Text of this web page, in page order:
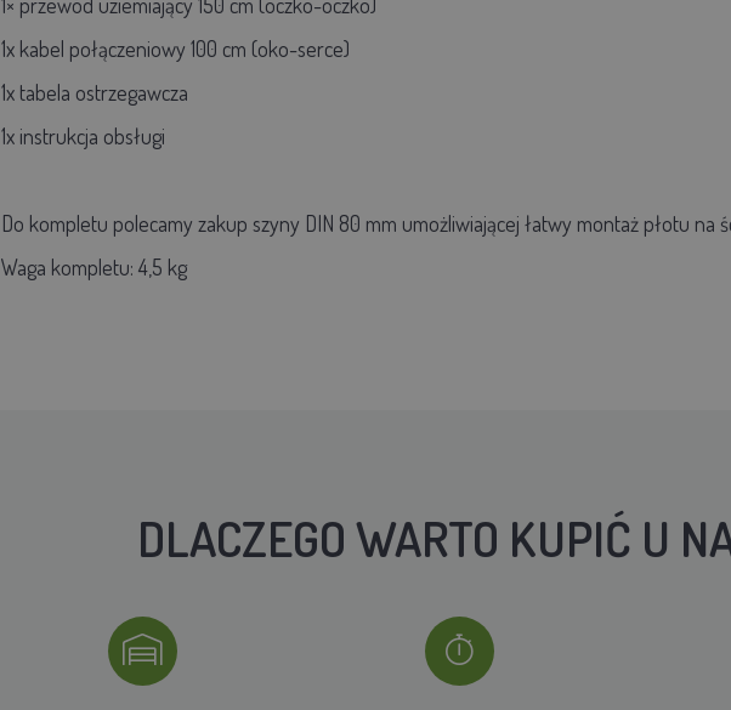
1x kabel połączeniowy 100 cm (oko-serce)
1x tabela ostrzegawcza
1x instrukcja obsługi
Do kompletu polecamy zakup szyny DIN 80 mm umożliwiającej łatwy montaż płotu na
Waga kompletu: 4,5 kg
DLACZEGO WARTO KUPIĆ U